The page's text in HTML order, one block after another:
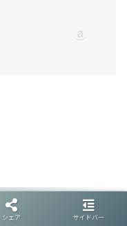
シェア サイドバー